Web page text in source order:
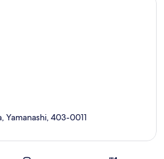
Yamanashi, 403-0011